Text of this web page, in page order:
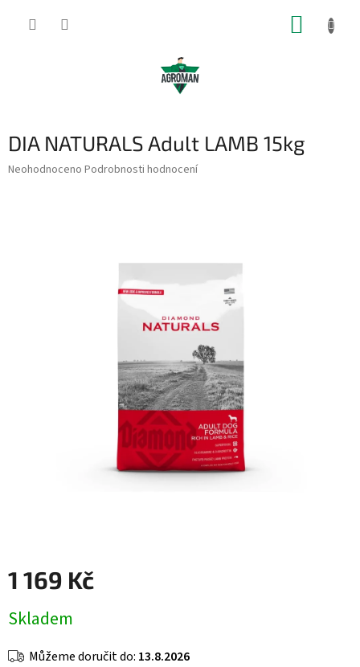
DIA NATURALS Adult LAMB 15kg
Průměrné
Neohodnoceno Podrobnosti hodnocení
1 169 Kč
cena:
Skladem
Můžeme doručit do: 13.8.2026